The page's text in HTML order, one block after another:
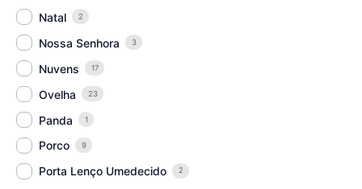
Natal 2
Nossa Senhora 3
Nuvens 17
Ovelha 23
Panda 1
Porco 9
Porta Lenço Umedecido 2